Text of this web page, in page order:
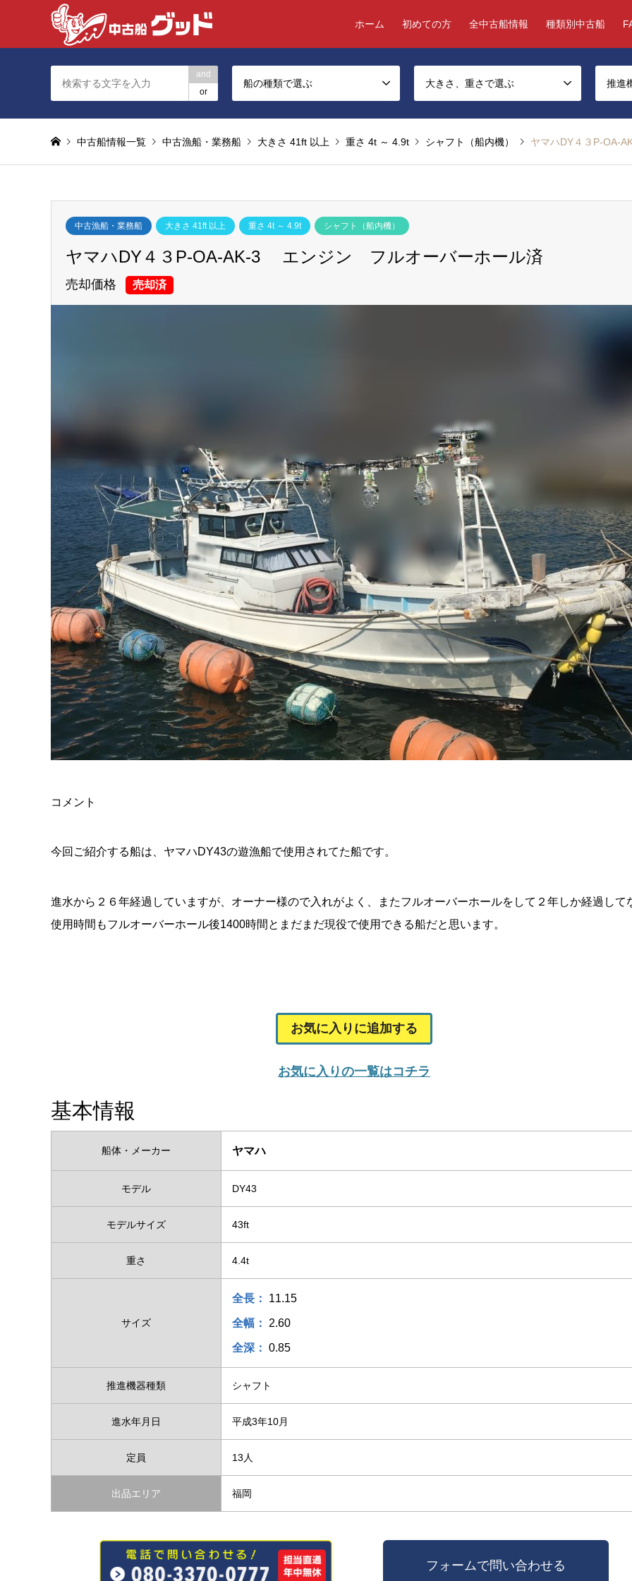
ホーム 初めての方 全中古船情報 種類別中古船
and
or
船の種類で選ぶ 大きさ、重さで選ぶ 推進
中古船情報一覧 中古漁船・業務船 大きさ 41ft 以上 重さ 4t ～ 4.9t シャフト（船内機） ヤマハDY４３P-OA-
中古漁船・業務船 大きさ 41ft 以上 重さ 4t ～ 4.9t シャフト（船内機）
ヤマハDY４３P-OA-AK-3 エンジン フルオーバーホール済
売却価格 売却済
コメント
今回ご紹介する船は、ヤマハDY43の遊漁船で使用されてた船です。
進水から２６年経過していますが、オーナー様ので入れがよく、またフルオーバーホールをして２年しか経過して
使用時間もフルオーバーホール後1400時間とまだまだ現役で使用できる船だと思います。
お気に入りに追加する
お気に入りの一覧はコチラ
基本情報
船体・メーカー ヤマハ
モデル DY43
モデルサイズ 43ft
重さ 4.4t
サイズ
全長： 11.15
全幅： 2.60
全深： 0.85
推進機器種類 シャフト
進水年月日 平成3年10月
定員 13人
出品エリア 福岡